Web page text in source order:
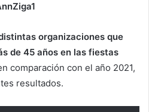
organizaciones que
de 45 años en las fiestas
comparación con el año 2021,
resultados.